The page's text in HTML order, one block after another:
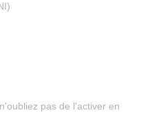
pas de l'activer en